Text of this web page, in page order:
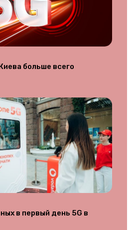
больше всего
в первый день 5G в